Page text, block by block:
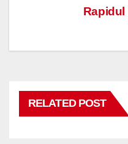
Navigare
RELATED POST